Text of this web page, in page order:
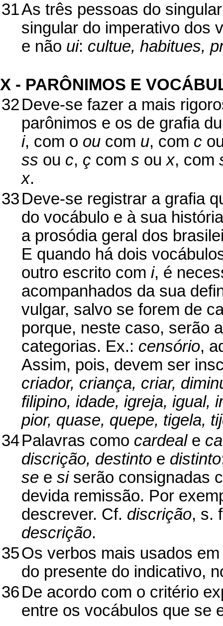
31As três pessoas do
singular do imperativo dos
e não ui: cultue, habitues,
X - PARÔNIMOS E
32Deve-se fazer a mais
parônimos e os de grafia
i, com o ou com u, com c
ss ou c, ç com s oux, com
x.
33Deve-se registrar a grafia
do vocábulo e à sua
a prosódia geral dos
E quando há dois
outro escrito com i, é
acompanhados da sua
vulgar, salvo se forem de
porque, neste caso, serão
categorias. Ex.: censório,
Assim, pois, devem ser
criador, criança, criar,
filipino, idade, igreja, igual,
pior, quase, quepe, tigela,
34Palavras como cardeale
discrição, destinto e distinto
se e siserão consignadas
devida remissão. Por
descrever. Cf. discrição, s.
descrição.
35Os verbos mais usados
do presente do indicativo,
36De acordo com o critério
entre os vocábulos que se